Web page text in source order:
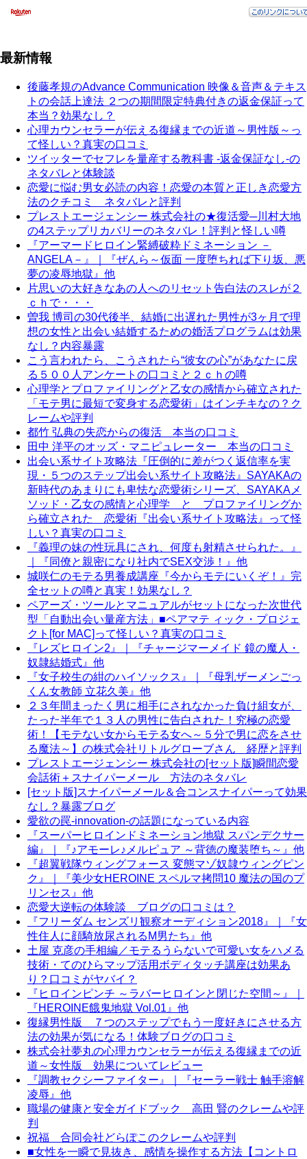
最新情報
後藤孝規のAdvance Communication 映像＆音声＆テキス
トの会話上達法 ２つの期間限定特典付きの返金保証って
本当？効果なし？
心理カウンセラーが伝える復縁までの近道～男性版～っ
て怪しい？真実の口コミ
ツイッターでセフレを量産する教科書 -返金保証なし-の
ネタバレと体験談
恋愛に悩む男女必読の内容！恋愛の本質と正しき恋愛方
法のクチコミ ネタバレと評判
プレストエージェンシー 株式会社の★復活愛─川村大地
の4ステップリカバリーのネタバレ！評判と怪しい噂
『アーマードヒロイン緊縛破粋ドミネーション －
ANGELA－』｜『ぜんら～仮面 一度堕ちれば下り坂、悪
夢の凌辱地獄』他
片思いの大好きなあの人へのリセット告白法のスレが２
ｃｈで・・・
曽我 博司の30代後半、結婚に出遅れた男性が3ヶ月で理
想の女性と出会い結婚するための婚活プログラムは効果
なし？内容暴露
こう言われたら、こうされたら“彼女の心”があなたに戻
る５００人アンケートの口コミと２ｃｈの噂
心理学とプロファイリングと乙女の感情から確立された
「モテ男に最短で変身する恋愛術」はインチキなの？ク
レームや評判
都竹 弘典の失恋からの復活 本当の口コミ
田中 洋平のオッズ・マニピュレーター 本当の口コミ
出会い系サイト攻略法『圧倒的に差がつく返信率を実
現・５つのステップ出会い系サイト攻略法』SAYAKAの
新時代のあまりにも卑怯な恋愛術シリーズ、SAYAKAメ
ソッド・乙女の感情と心理学 と プロファイリングか
ら確立された 恋愛術『出会い系サイト攻略法』って怪
しい？真実の口コミ
『義理の妹の性玩具にされ、何度も射精させられた。』
｜『同僚と親密になり社内でSEX交渉！』他
城咲仁のモテる男養成講座『今からモテにいくぞ！』完
全セットの噂と真実！効果なし？
ペアーズ・ツールとマニュアルがセットになった次世代
型「自動出会い量産方法」■ペアマテ ィック・プロジェ
クト[for MAC]って怪しい？真実の口コミ
『レズヒロイン2』｜『チャージマーメイド 鏡の魔人・
奴隷結婚式』他
『女子校生の紺のハイソックス』｜『母乳ザーメンごっ
くん女教師 立花久美』他
２３年間まったく男に相手にされなかった負け組女が、
たった半年で１３人の男性に告白された！究極の恋愛
術！【モテない女からモテる女へ～５分で男に恋をさせ
る魔法～】の株式会社リトルグローブさん 経歴と評判
プレストエージェンシー 株式会社の[セット版]瞬間恋愛
会話術＋スナイパーメール 方法のネタバレ
[セット版]スナイパーメール＆合コンスナイパーって効果
なし？暴露ブログ
愛欲の罠-innovation-の話題になっている内容
『スーパーヒロインドミネーション地獄 スパンデクサー
編』｜『♪アモーレ♪メルピュア ～背徳の魔装堕ち～』他
『超翼戦隊ウィングフォース 変態マゾ奴隷ウィングピン
ク』｜『美少女HEROINE スペルマ拷問10 魔法の国のプ
リンセス』他
恋愛大逆転の体験談 ブログの口コミは？
『フリーダム センズリ観察オーディション2018』｜『女
性住人に顔騎放尿されるM男たち』他
土屋 克彦の手相編／モテるうらないで可愛い女をハメる
技術・てのひらマップ活用ボディタッチ講座は効果あ
り？口コミがヤバイ？
『ヒロインピンチ ～ラバーヒロインと閉じた空間～』｜
『HEROINE餓鬼地獄 Vol.01』他
復縁男性版 ７つのステップでもう一度好きにさせる方
法の効果が気になる！体験ブログの口コミ
株式会社夢丸の心理カウンセラーが伝える復縁までの近
道～女性版 効果についてレビュー
『調教セクシーファイター』｜『セーラー戦士 触手溶解
凌辱』他
職場の健康と安全ガイドブック 高田 賢のクレームや評
判
祝福 合同会社どらぽこのクレームや評判
■女性を一瞬で見抜き、感情を操作する方法【コントロ